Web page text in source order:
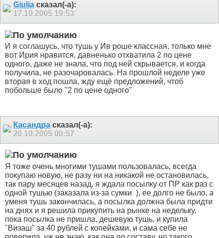
Giulia сказал(-а):
17.10.2005 19:53
И я соглашусь, что тушь у Ив роше классная, только мне
вот Ирия нравится, давненько отхватила 2 по цене
одного, даже не знала, что под ней скрывается, и когда
получила, не разочаровалась. На прошлой неделе уже
вторая в ход пошла, жду ещё предложений, чтоб
побольше было "2 по цене одного"
Касандра сказал(-а):
20.10.2005 00:57
Я тоже очень многими тушами пользовалась, всегда
покупаю новую, не разу ни на никакой не остановилась,
так пару месяцев назад, я ждала посылку от ПР как раз с
одной тушью (заказала из-за сумки ), ее долго не было, а
уменя тушь закончилась, а посылка должна была придти
на днях и я решила прикупить на рынке на недельку,
пока посылка не пришла, дешевую тушь, и купила
"Визаш" за 40 рублей с копейками, и сама себе не